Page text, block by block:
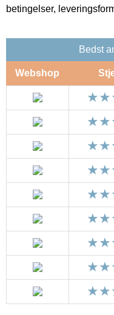
betingelser,
Bedst
Webshop